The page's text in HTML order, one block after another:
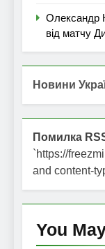
Олександр
від матчу
Новини
Помилка
`https://
and content-
You